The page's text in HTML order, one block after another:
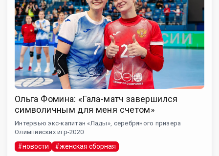
Ольга Фомина: «Гала-матч завершился
символичным для меня счетом»
Интервью экс-капитан «Лады», серебряного призера
Олимпийских игр-2020
#новости #женская сборная